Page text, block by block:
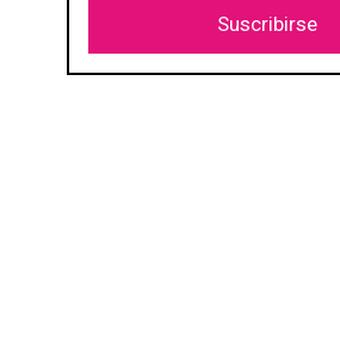
Suscribirse